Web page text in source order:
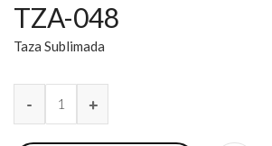
TZA-048
Taza Sublimada